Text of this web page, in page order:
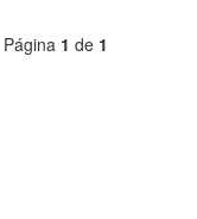
Página 1 de 1